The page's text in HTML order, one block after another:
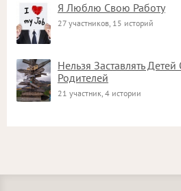
Я Люблю Свою Работу
27 участников, 15 историй
Нельзя Заставлять
Родителей
21 участник, 4 истории